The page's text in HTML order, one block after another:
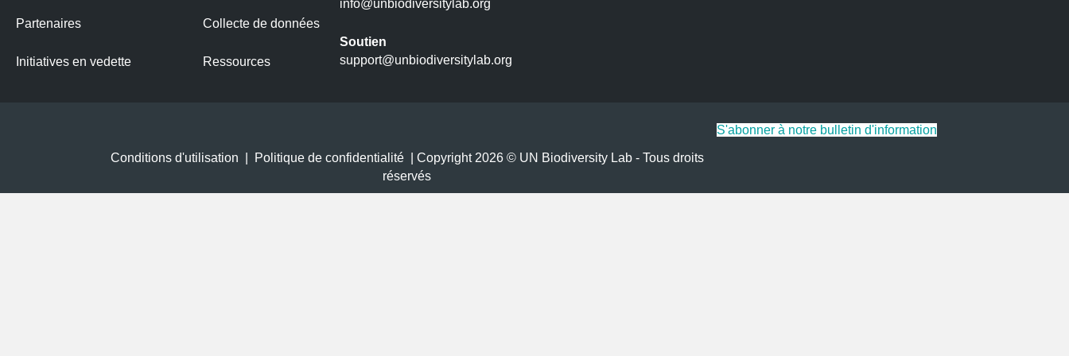
Partenaires
Initiatives en vedette
Collecte de données
Ressources
info@unbiodiversitylab.org
Soutien
support@unbiodiversitylab.org
Conditions d'utilisation Politique de confidentialité| Copyright 2026 © UN Biodiversity Lab - Tous droits
réservés
S'abonner à notre bulletin d'information